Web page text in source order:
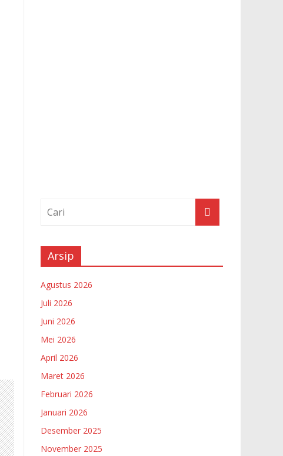
Arsip
Agustus 2026
Juli 2026
Juni 2026
Mei 2026
April 2026
Maret 2026
Februari 2026
Januari 2026
Desember 2025
November 2025